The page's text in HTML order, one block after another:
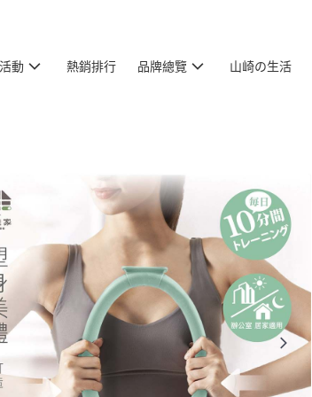
動 熱銷排行 品牌總覽 山崎の生活